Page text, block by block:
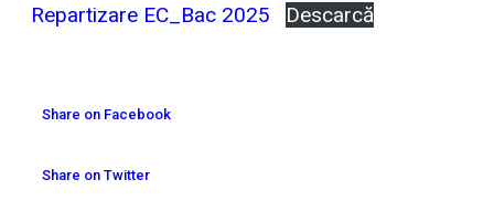
Repartizare EC_Bac 2025 Descarcă
Share on Facebook
Share on Twitter